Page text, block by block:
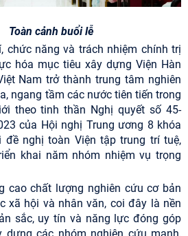
Toàn cảnh buổi lễ
chức năng và trách nhiệm chính trị
hóa mục tiêu xây dựng Viện Hàn
Nam trở thành trung tâm nghiên
ngang tầm các nước tiên tiến trong
theo tinh thần Nghị quyết số 45-
của Hội nghị Trung ương 8 khóa
đề nghị toàn Viện tập trung trí tuệ,
khai năm nhóm nhiệm vụ trọng
cao chất lượng nghiên cứu cơ bản
xã hội và nhân văn, coi đây là nền
sắc, uy tín và năng lực đóng góp